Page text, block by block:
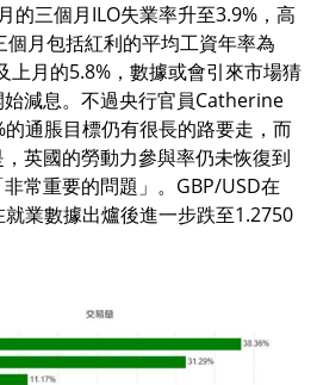
的三個月ILO失業率升至3.9%，高
月包括紅利的平均工資年率為
上月的5.8%，數據或會引來市場猜
減息。不過央行官員Catherine
通脹目標仍有很長的路要走，而
英國的勞動力參與率仍未恢復到
常重要的問題」。GBP/USD在
業數據出爐後進一步跌至1.2750